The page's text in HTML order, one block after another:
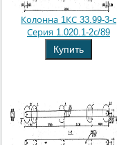
Колонна 1КС 33.99-3-с
Серия 1.020.1-2с/89
Купить